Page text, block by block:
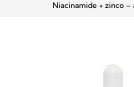
Niacinamide + zinco